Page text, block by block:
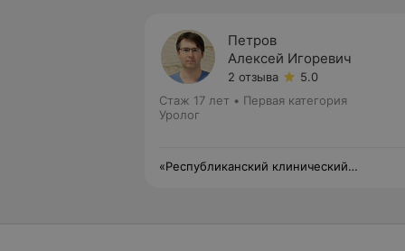
Петров
Алексей Игоревич
2 отзыва
5.0
Стаж 17 лет • Первая категория
Уролог
«Республиканский клинический